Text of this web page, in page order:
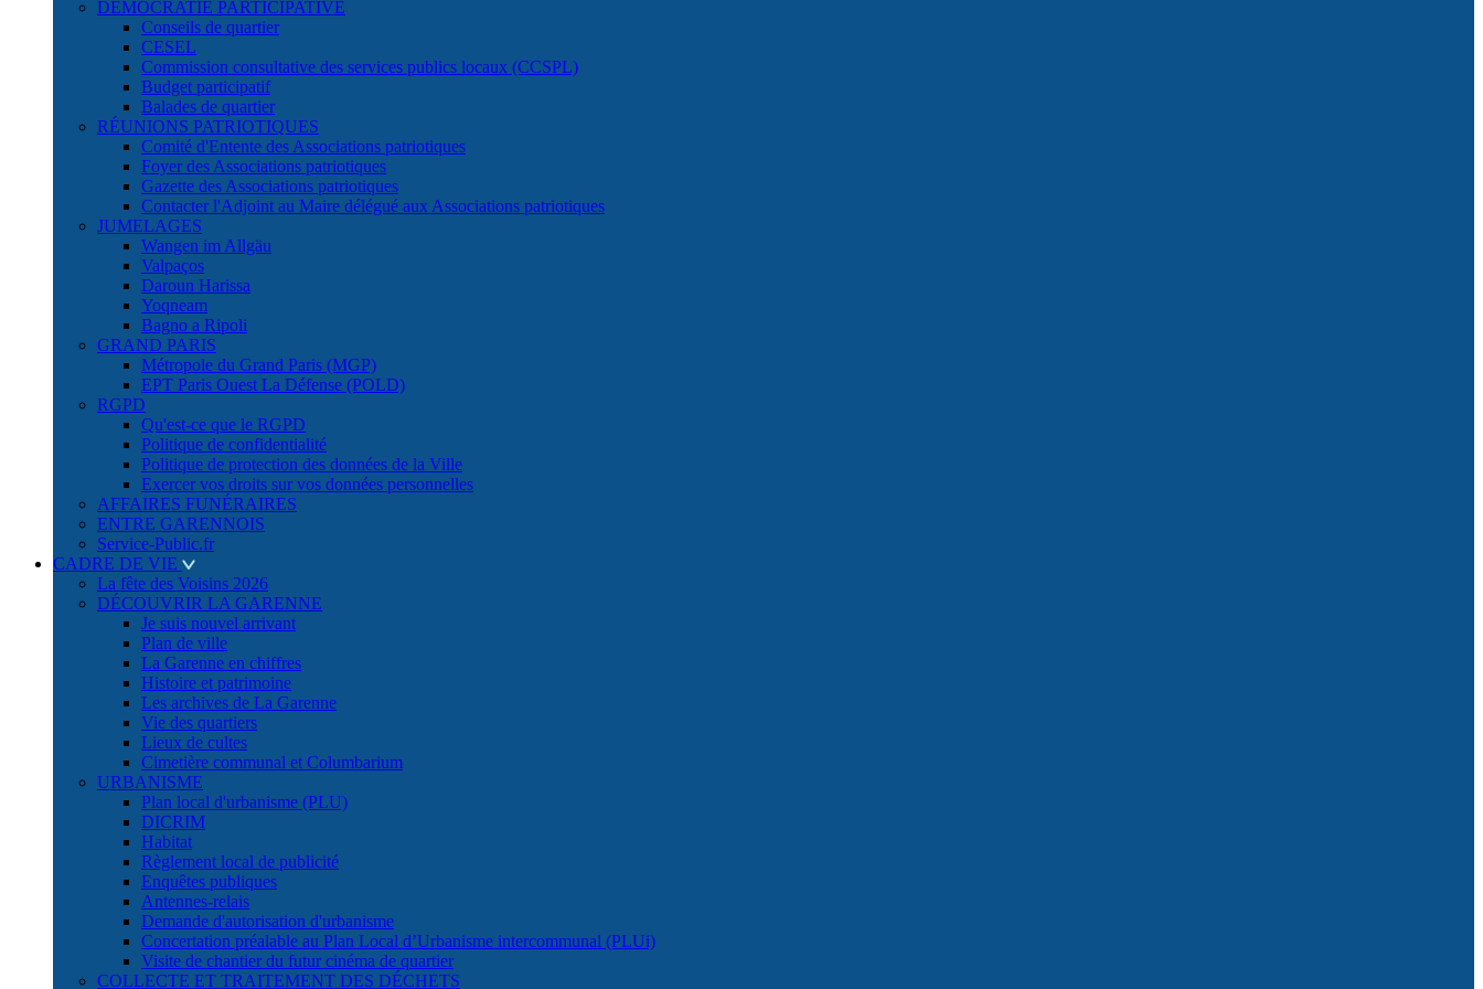
DÉMOCRATIE PARTICIPATIVE
Conseils de quartier
CESEL
Commission consultative des services publics locaux (CCSPL)
Budget participatif
Balades de quartier
RÉUNIONS PATRIOTIQUES
Comité d'Entente des Associations patriotiques
Foyer des Associations patriotiques
Gazette des Associations patriotiques
Contacter l'Adjoint au Maire délégué aux Associations patriotiques
JUMELAGES
Wangen im Allgäu
Valpaços
Daroun Harissa
Yoqneam
Bagno a Ripoli
GRAND PARIS
Métropole du Grand Paris (MGP)
EPT Paris Ouest La Défense (POLD)
RGPD
Qu'est-ce que le RGPD
Politique de confidentialité
Politique de protection des données de la Ville
Exercer vos droits sur vos données personnelles
AFFAIRES FUNÉRAIRES
ENTRE GARENNOIS
Service-Public.fr
CADRE DE VIE
La fête des Voisins 2026
DÉCOUVRIR LA GARENNE
Je suis nouvel arrivant
Plan de ville
La Garenne en chiffres
Histoire et patrimoine
Les archives de La Garenne
Vie des quartiers
Lieux de cultes
Cimetière communal et Columbarium
URBANISME
Plan local d'urbanisme (PLU)
DICRIM
Habitat
Règlement local de publicité
Enquêtes publiques
Antennes-relais
Demande d'autorisation d'urbanisme
Concertation préalable au Plan Local d’Urbanisme intercommunal (PLUi)
Visite de chantier du futur cinéma de quartier
COLLECTE ET TRAITEMENT DES DÉCHETS